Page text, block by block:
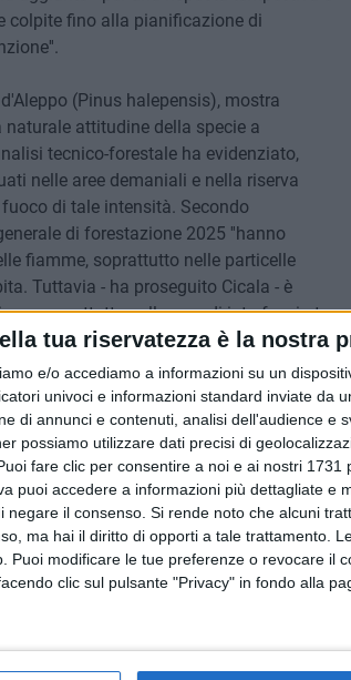
tua riservatezza è la nostra
e/o accediamo a informazioni su un
univoci e informazioni standard inviate da
di annunci e contenuti, analisi dell'audience e
possiamo utilizzare dati precisi di
fare clic per consentire a noi e ai nostri 1731
puoi accedere a informazioni più dettagliate e
negare il consenso. Si rende noto che alcuni
ma hai il diritto di opporti a tale trattamento.
Puoi modificare le tue preferenze o revocare il
clic sul pulsante "Privacy" in fondo alla
colpite fino alla pianificazione di
(Pinus halepensis), mostra
attitudine della specie a
tecnico-forestale ha evidenziato,
nelle aree demaniali e nella riserva
di tale intensità. Secondo
di forestazione 2025 ''hanno
fiamme, soprattutto nelle particelle
Tuttavia - ha proseguito Cicala - è
soprattutto nelle aree di interfaccia tra
Già disposte attività di rimozione
potatura selettiva delle piante
con particolare attenzione al
parcheggi e lidi marittimi.